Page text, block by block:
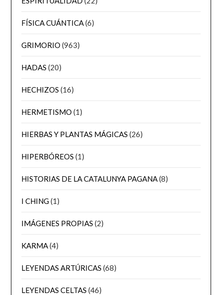
FÍSICA CUÁNTICA(6)
GRIMORIO (963)
HADAS (20)
HECHIZOS (16)
HERMETISMO (1)
HIERBAS Y PLANTAS MÁGICAS (26)
HIPERBÓREOS (1)
HISTORIAS DE LA CATALUNYA PAGANA(8)
I CHING(1)
IMÁGENES PROPIAS (2)
KARMA(4)
LEYENDAS ARTÚRICAS (68)
LEYENDAS CELTAS (46)